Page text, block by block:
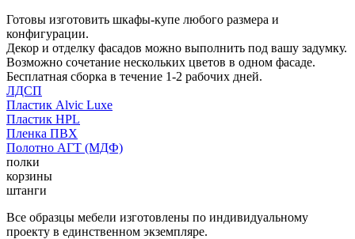
Готовы изготовить шкафы-купе любого размера и
конфигурации.
Декор и отделку фасадов можно выполнить под вашу задумку.
Возможно сочетание нескольких цветов в одном фасаде.
Бесплатная сборка в течение 1-2 рабочих дней.
ЛДСП
Пластик Alvic Luxe
Пластик HPL
Пленка ПВХ
Полотно АГТ (МДФ)
полки
корзины
штанги
Все образцы мебели изготовлены по индивидуальному
проекту в единственном экземпляре.